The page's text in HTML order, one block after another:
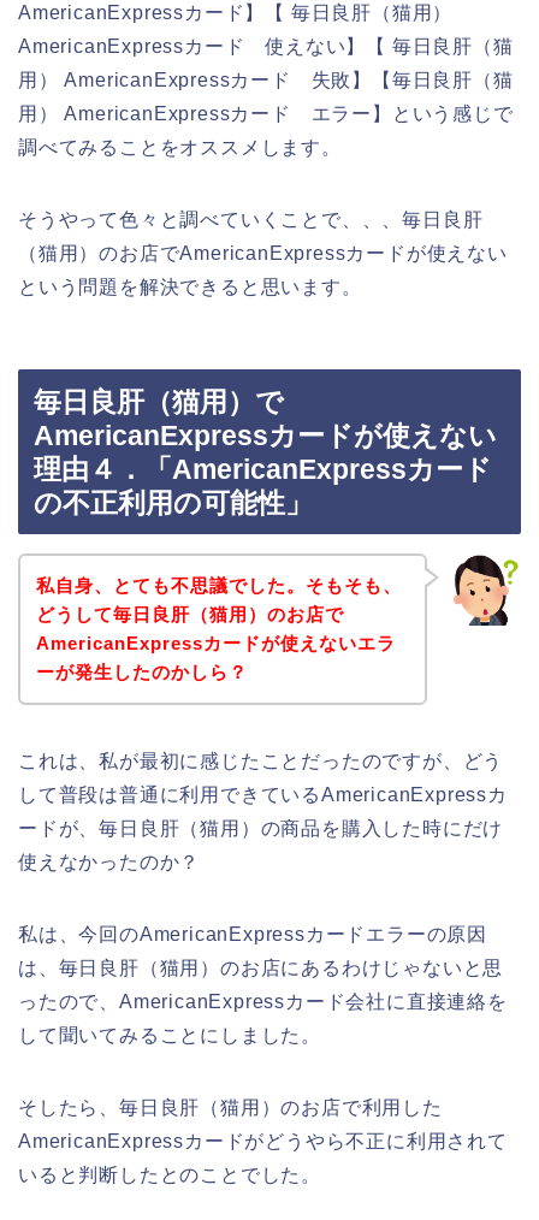
AmericanExpressカード】【 毎日良肝（猫用）
AmericanExpressカード 使えない】【 毎日良肝（猫
用） AmericanExpressカード 失敗】【毎日良肝（猫
用） AmericanExpressカード エラー】という感じで
調べてみることをオススメします。
そうやって色々と調べていくことで、、、毎日良肝
（猫用）のお店でAmericanExpressカードが使えない
という問題を解決できると思います。
毎日良肝（猫用）で
AmericanExpressカードが使えない
理由４．「AmericanExpressカード
の不正利用の可能性」
私自身、とても不思議でした。そもそも、
どうして毎日良肝（猫用）のお店で
AmericanExpressカードが使えないエラ
ーが発生したのかしら？
これは、私が最初に感じたことだったのですが、どう
して普段は普通に利用できているAmericanExpressカ
ードが、毎日良肝（猫用）の商品を購入した時にだけ
使えなかったのか？
私は、今回のAmericanExpressカードエラーの原因
は、毎日良肝（猫用）のお店にあるわけじゃないと思
ったので、AmericanExpressカード会社に直接連絡を
して聞いてみることにしました。
そしたら、毎日良肝（猫用）のお店で利用した
AmericanExpressカードがどうやら不正に利用されて
いると判断したとのことでした。